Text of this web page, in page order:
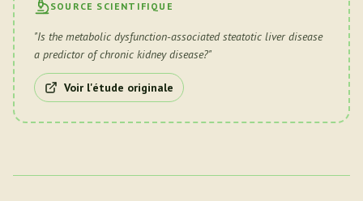
SOURCE SCIENTIFIQUE
"Is the metabolic dysfunction-associated steatotic liver disease
a predictor of chronic kidney disease?"
Voir l'étude originale